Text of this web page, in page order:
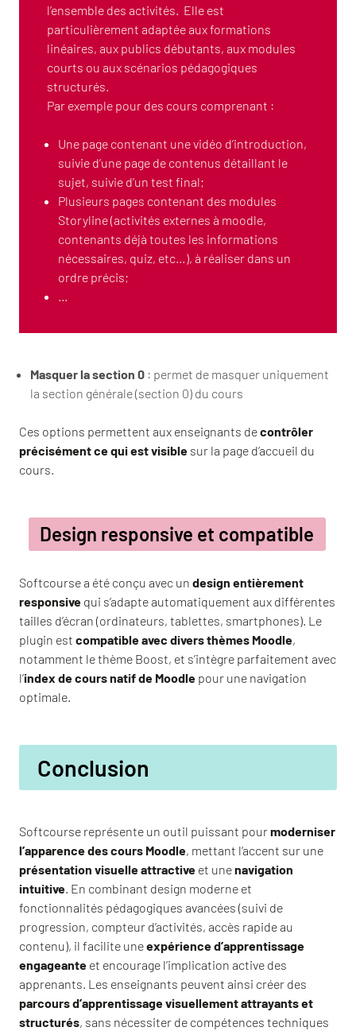
l’ensemble des activités. Elle est
particulièrement adaptée aux formations
linéaires, aux publics débutants, aux modules
courts ou aux scénarios pédagogiques
structurés.
Par exemple pour des cours comprenant :
Une page contenant une vidéo d’introduction,
suivie d’une page de contenus détaillant le
sujet, suivie d’un test final;
Plusieurs pages contenant des modules
Storyline (activités externes à moodle,
contenants déjà toutes les informations
nécessaires, quiz, etc…), à réaliser dans un
ordre précis;
…
Masquer la section 0 : permet de masquer uniquement
la section générale (section 0) du cours
Ces options permettent aux enseignants decontrôler
précisément ce qui est visible sur la page d’accueil du
cours.
Design responsive et compatible
Softcourse a été conçu avec un design entièrement
responsive qui s’adapte automatiquement aux différentes
tailles d’écran (ordinateurs, tablettes, smartphones). Le
plugin est compatible avec divers thèmes Moodle,
notamment le thème Boost, et s’intègre parfaitement avec
l’index de cours natif de Moodle pour une navigation
optimale.
Conclusion
Softcourse représente un outil puissant pourmoderniser
l’apparence des cours Moodle, mettant l’accent sur une
présentation visuelle attractive et unenavigation
intuitive. En combinant design moderne et
fonctionnalités pédagogiques avancées (suivi de
progression, compteur d’activités, accès rapide au
contenu), il facilite uneexpérience d’apprentissage
engageante et encourage l’implication active des
apprenants. Les enseignants peuvent ainsi créer des
parcours d’apprentissage visuellement attrayants et
structurés, sans nécessiter de compétences techniques